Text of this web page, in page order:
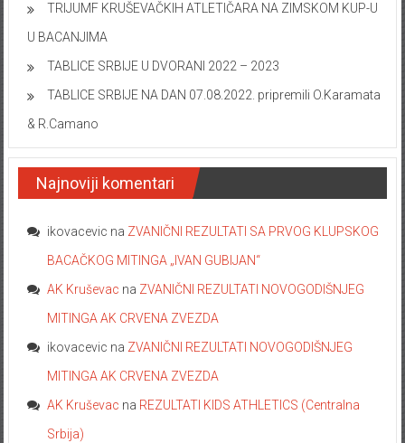
TRIJUMF KRUŠEVAČKIH ATLETIČARA NA ZIMSKOM KUP-U
U BACANJIMA
TABLICE SRBIJE U DVORANI 2022 – 2023
TABLICE SRBIJE NA DAN 07.08.2022. pripremili O.Karamata
& R.Camano
Najnoviji komentari
ikovacevic na ZVANIČNI REZULTATI SA PRVOG KLUPSKOG
BACAČKOG MITINGA „IVAN GUBIJAN“
AK Kruševac na ZVANIČNI REZULTATI NOVOGODIŠNJEG
MITINGA AK CRVENA ZVEZDA
ikovacevic na ZVANIČNI REZULTATI NOVOGODIŠNJEG
MITINGA AK CRVENA ZVEZDA
AK Kruševac na REZULTATI KIDS ATHLETICS (Centralna
Srbija)